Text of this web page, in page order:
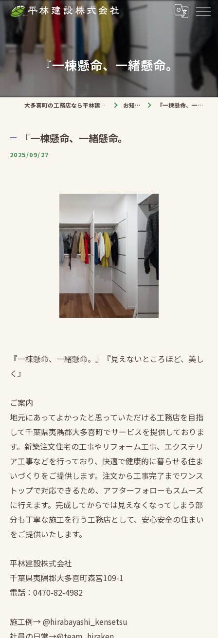
『一棟懸命、一緒懸命。
大多喜町の工務店なら平林建設株式会社 お知らせ 『一棟懸命、一緒懸命。
『一棟懸命、一緒懸命。
2025/09/27
『一棟懸命、一緒懸命。』『見えないところほど、美し
く』
ご案内
地元にあってよかったと思っていただける工務店を目指
して千葉県夷隅郡大多喜町でサービスを提供しておりま
す。新築注文住宅の工事やリフォーム工事、エクステリ
ア工事などを行っており、快適で健康的に暮らせる住ま
いづくりをご提供します。注文から工事完了までワンス
トップで対応できるため、アフターフォローもスムーズ
に行えます。完成してからでは見えなくなってしまう部
分も丁寧な施工を行う工務店として、安心安全の住まい
をご提供いたします。
平林建設株式会社
千葉県夷隅郡大多喜町森宮109-1
電話：0470-82-4982
施工例→ @hirabayashi_kensetsu